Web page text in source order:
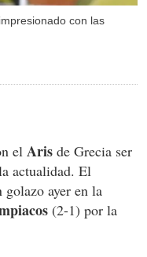
con las
el Aris de Grecia ser
actualidad. El
ayer en la
(2-1) por la